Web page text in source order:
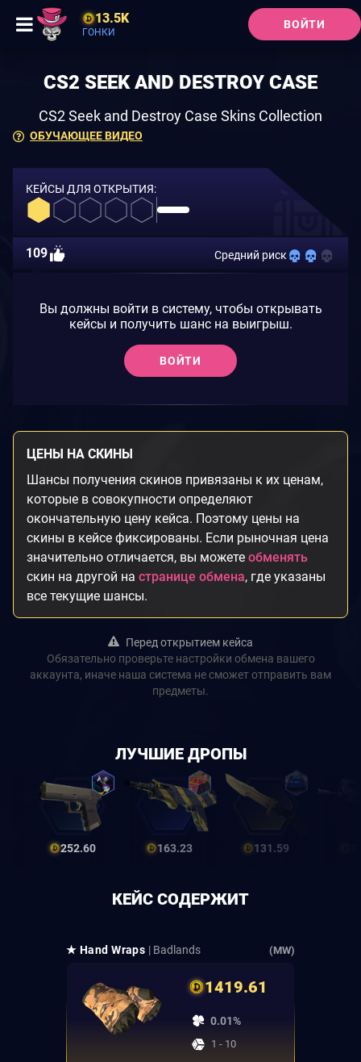
13.5K
ГОНКИ
ВОЙТИ
ОБУЧАЮЩЕЕ ВИДЕО
CS2 SEEK AND DESTROY CASE
CS2 Seek and Destroy Case Skins Collection
КЕЙСЫ ДЛЯ ОТКРЫТИЯ:
109 Средний риск
Вы должны войти в систему, чтобы открывать
кейсы и получить шанс на выигрыш.
ВОЙТИ
ЦЕНЫ НА СКИНЫ
Шансы получения скинов привязаны к их ценам,
которые в совокупности определяют
окончательную цену кейса. Поэтому цены на
скины в кейсе фиксированы. Если рыночная цена
значительно отличается, вы можете обменять
скин на другой на странице обмена, где указаны
все текущие шансы.
Перед открытием кейса
Обязательно проверьте настройки обмена вашего
аккаунта, иначе наша система не сможет отправить вам
предметы.
ЛУЧШИЕ ДРОПЫ
252.60 163.23 131.59
КЕЙС СОДЕРЖИТ
★ Hand Wraps | Badlands (MW)
1419.61
0.01%
1 - 10